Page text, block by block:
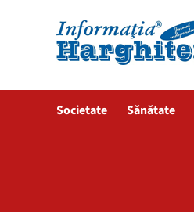
Societate Sănătate